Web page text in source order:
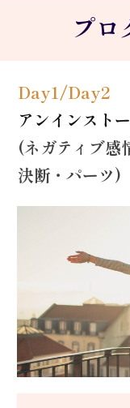
プロ
Day1/Day2
アンインスト
(ネガティブ
決断・パーツ)